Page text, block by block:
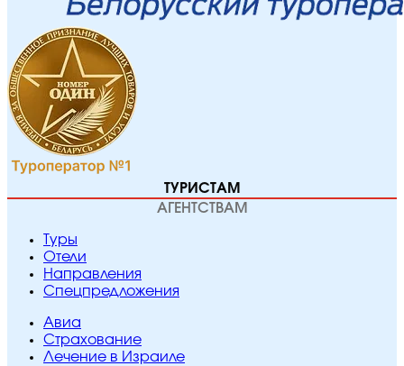
ТУРИСТАМ
АГЕНТСТВАМ
Туры
Отели
Направления
Спецпредложения
Авиа
Страхование
Лечение в Израиле